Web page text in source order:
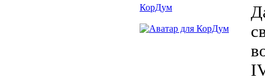
КорДум